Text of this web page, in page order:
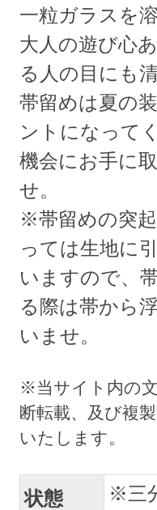
一粒ガラスを
大人の遊び心
る人の目にも
帯留めは夏の
ントになって
機会にお手に
せ。
※帯留めの突
っては生地に
いますので、
る際は帯から
いませ。
状態
※三